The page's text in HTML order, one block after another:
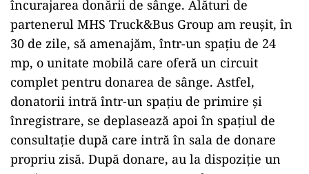
încurajarea donării de sânge. Alături de
partenerul MHS Truck&Bus Group am reușit, în
30 de zile, să amenajăm, într-un spațiu de 24
mp, o unitate mobilă care oferă un circuit
complet pentru donarea de sânge. Astfel,
donatorii intră într-un spațiu de primire și
înregistrare, se deplasează apoi în spațiul de
consultație după care intră în sala de donare
propriu zisă. După donare, au la dispoziție un